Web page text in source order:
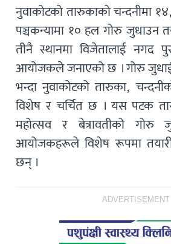
नुवाकोटको तारुकाको चन्दनीमा
पञ्चकन्यामा १० हल गोरु जुधाउन
तीनै स्थानमा विजेतालाई नगद
आयोजकले जनाएको छ । गोरु
भन्दा नुवाकोटको तारुका,
विशेष र चर्चित छ । यस पटक
महोत्सव र बेत्रावतीको गोरु
आयोजकहरूले विशेष रूपमा
छन् ।
ADVERTISEMENT